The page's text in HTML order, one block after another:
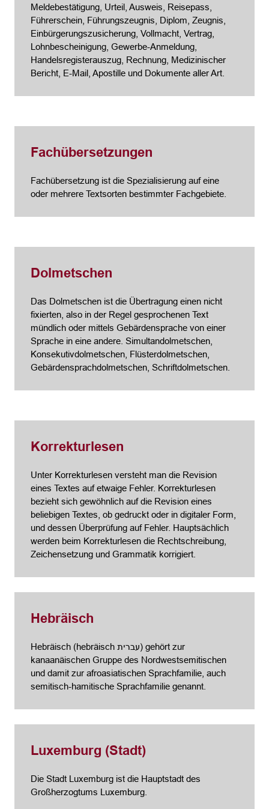
Meldebestätigung, Urteil, Ausweis, Reisepass,
Führerschein, Führungszeugnis, Diplom, Zeugnis,
Einbürgerungszusicherung, Vollmacht, Vertrag,
Lohnbescheinigung, Gewerbe-Anmeldung,
Handelsregisterauszug, Rechnung, Medizinischer
Bericht, E-Mail, Apostille und Dokumente aller Art.
Fachübersetzungen
Fachübersetzung ist die Spezialisierung auf eine
oder mehrere Textsorten bestimmter Fachgebiete.
Dolmetschen
Das Dolmetschen ist die Übertragung einen nicht
fixierten, also in der Regel gesprochenen Text
mündlich oder mittels Gebärdensprache von einer
Sprache in eine andere. Simultandolmetschen,
Konsekutivdolmetschen, Flüsterdolmetschen,
Gebärdensprachdolmetschen, Schriftdolmetschen.
Korrekturlesen
Unter Korrekturlesen versteht man die Revision
eines Textes auf etwaige Fehler. Korrekturlesen
bezieht sich gewöhnlich auf die Revision eines
beliebigen Textes, ob gedruckt oder in digitaler Form,
und dessen Überprüfung auf Fehler. Hauptsächlich
werden beim Korrekturlesen die Rechtschreibung,
Zeichensetzung und Grammatik korrigiert.
Hebräisch
Hebräisch (hebräisch עברית) gehört zur
kanaanäischen Gruppe des Nordwestsemitischen
und damit zur afroasiatischen Sprachfamilie, auch
semitisch-hamitische Sprachfamilie genannt.
Luxemburg (Stadt)
Die Stadt Luxemburg ist die Hauptstadt des
Großherzogtums Luxemburg.